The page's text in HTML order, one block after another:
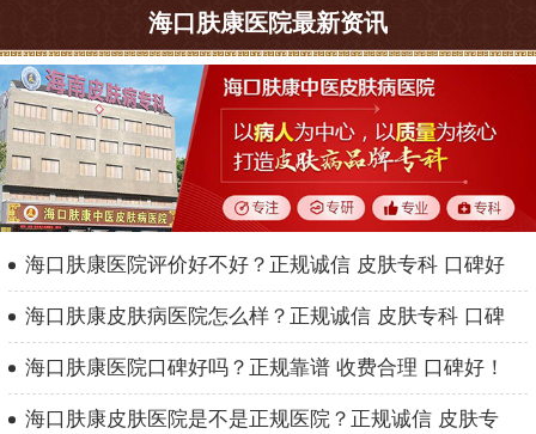
海口肤康医院最新资讯
海口肤康医院评价好不好？正规诚信 皮肤专科 口碑好
海口肤康皮肤病医院怎么样？正规诚信 皮肤专科 口碑
海口肤康医院口碑好吗？正规靠谱 收费合理 口碑好！
海口肤康皮肤医院是不是正规医院？正规诚信 皮肤专